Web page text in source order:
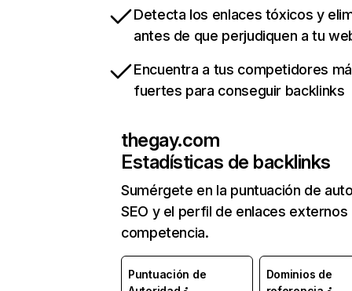
Detecta los enlaces tóxicos y
antes de que perjudiquen a tu
Encuentra a tus competidores
fuertes para conseguir backlinks
thegay.com
Estadísticas de backlinks
Sumérgete en la puntuación de
SEO y el perfil de enlaces externos
competencia.
Puntuación de
Dominios de